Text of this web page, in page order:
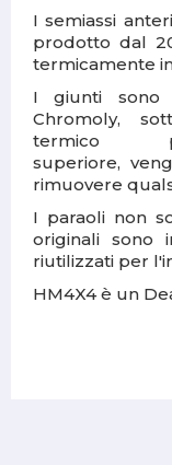
I semiassi
prodotto dal
termicamente
I giunti sono
Chromoly,
termico
superiore,
rimuovere
I paraoli non
originali sono
riutilizzati per
HM4X4 è un